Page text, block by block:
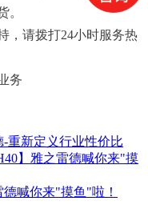
。
，请拨打24小时服务热
务
重新定义行业性价比
】雅之雷德喊你来"摸
喊你来"摸鱼"啦！